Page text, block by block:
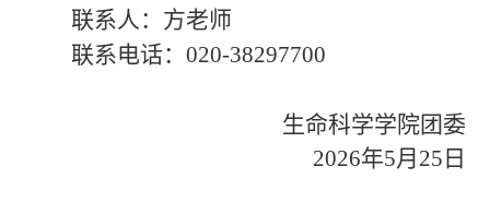
联系人：方老师
联系电话：020-38297700
生命科学学院团委
2026年5月 25 日